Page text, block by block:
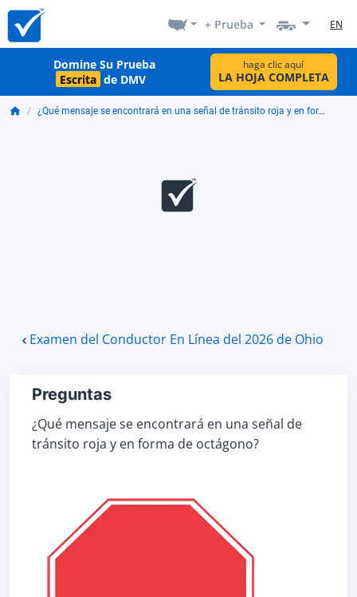
+ Prueba EN
Domine Su Prueba
Escrita de DMV
haga clic aquí
LA HOJA COMPLETA
¿Qué mensaje se encontrará en una señal de tránsito roja y en forma de octágono?
Examen del Conductor En Línea del 2026 de Ohio
Preguntas
¿Qué mensaje se encontrará en una señal de
tránsito roja y en forma de octágono?